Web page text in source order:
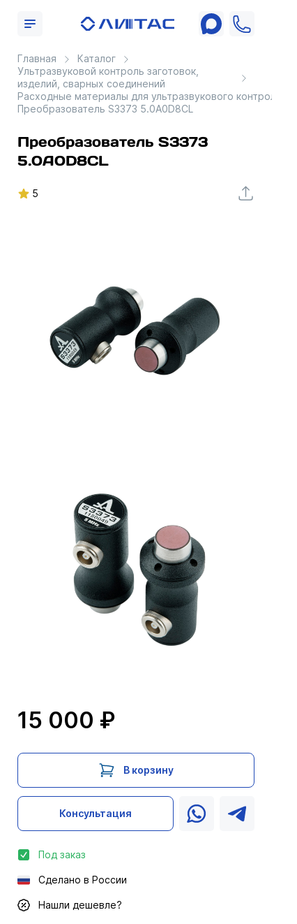
Главная
Каталог
Ультразвуковой контроль заготовок,
изделий, сварных соединений
Расходные материалы для ультразвукового контроля
Преобразователь S3373 5.0A0D8CL
Преобразователь S3373
5.0A0D8CL
5
15 000 ₽
В корзину
Консультация
Под заказ
Сделано в России
Нашли дешевле?